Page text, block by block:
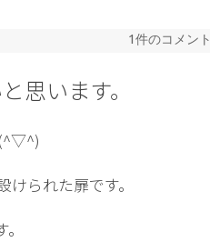
1件のコメント
思います。
けられた扉です。